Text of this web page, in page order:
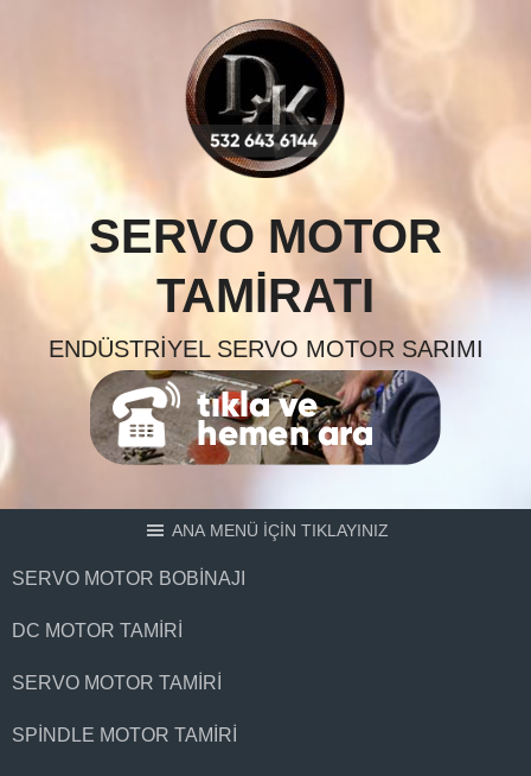
SERVO MOTOR
TAMIRATI
ENDÜSTRIYEL SERVO MOTOR SARIMI
ANA MENÜ İÇİN TIKLAYINIZ
SERVO MOTOR BOBINAJI
DC MOTOR TAMIRI
SERVO MOTOR TAMIRI
SPINDLE MOTOR TAMIRI